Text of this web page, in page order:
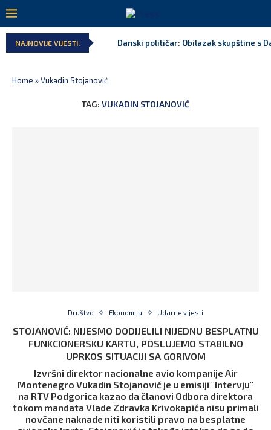
NAJNOVIJE VIJESTI: Danski političar: Obilazak skupštine s
Home »Vukadin Stojanović
TAG: VUKADIN STOJANOVIĆ
Društvo Ekonomija Udarne vijesti
STOJANOVIĆ: NIJESMO DODIJELILI NIJEDNU BESPLATNU
FUNKCIONERSKU KARTU, POSLUJEMO STABILNO
UPRKOS SITUACIJI SA GORIVOM
Izvršni direktor nacionalne avio kompanije Air
Montenegro Vukadin Stojanović je u emisiji "Intervju"
na RTV Podgorica kazao da članovi Odbora direktora
tokom mandata Vlade Zdravka Krivokapića nisu primali
novčane naknade niti koristili pravo na besplatne